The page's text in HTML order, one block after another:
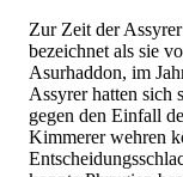
Zur Zeit der
bezeichnet als sie
Asurhaddon, im
Assyrer hatten sich
gegen den Einfall
Kimmerer wehren